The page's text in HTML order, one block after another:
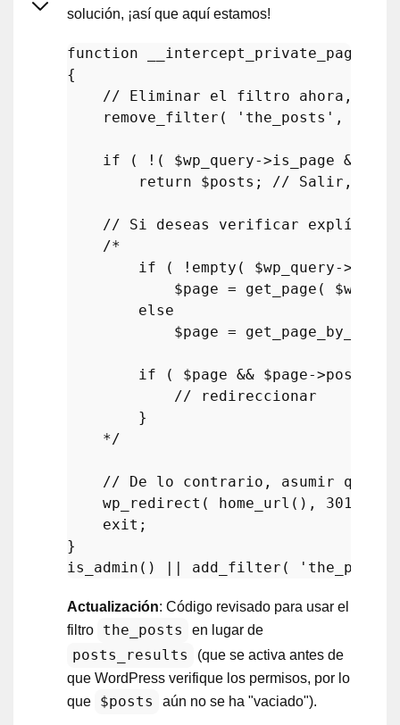
solución, ¡así que aquí estamos!
function __intercept_private_page
{
// Eliminar el filtro ahora, para
remove_filter ( 'the_posts' ,
if ( !( $wp_query->is_page &&
return
$posts ; // Salir, no
// Si deseas verificar
/*
if ( !empty( $wp_query-
$page = get_page(
        else
$page =
if ( $page && $page-
            // redireccionar
        }
    */
// De lo contrario, asumir que si
wp_redirect ( home_url (), 301
exit ;
is_admin () || add_filter ( 'the_posts'
Actualización: Código revisado para usar el
filtro
the_posts en lugar de
posts_results
(que se activa antes de
que WordPress verifique los permisos, por lo
que
$posts aún no se ha "vaciado").